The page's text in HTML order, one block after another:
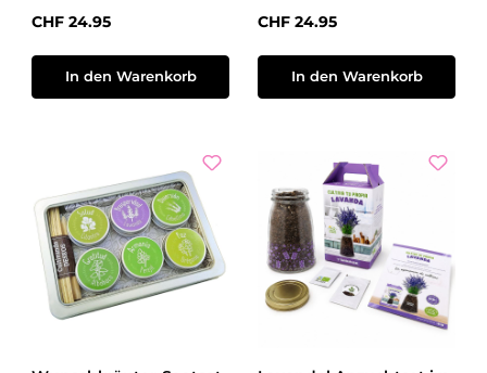
Regulärer Preis:
CHF 24.95
In den Warenkorb
Regulärer Preis:
CHF 24.95
In den Warenkorb